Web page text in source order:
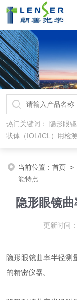
热门关键词： 隐形眼
状体（IOL/ICL）用检
当前位置：首页
能特点
隐形眼镜
更新时间
隐形眼镜曲率半径测
的精密仪器。